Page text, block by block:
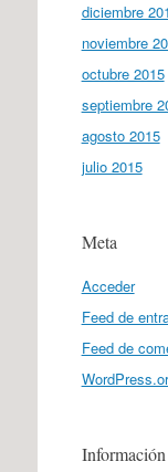
diciembre
noviembre
octubre 2015
septiembre
agosto 2015
julio 2015
Meta
Acceder
Feed de
Feed de